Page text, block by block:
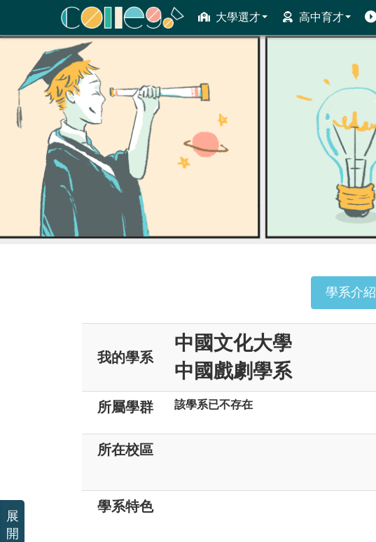
大學選才 高中育才
ColleGo! 大學選才與高中育才輔助系統
學系介紹
我的學系
中國文化大學
中國戲劇學系
所屬學群 該學系已不存在
所在校區
學系特色
展
開